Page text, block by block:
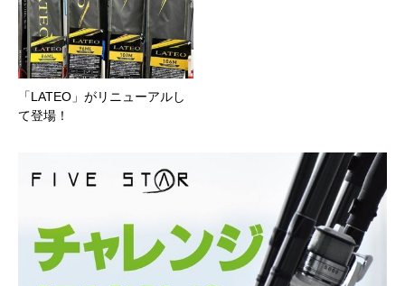
「LATEO」がリニューアルし
て登場！